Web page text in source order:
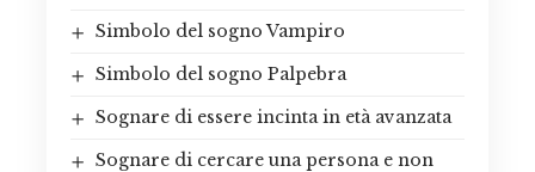
Simbolo del sogno Vampiro
Simbolo del sogno Palpebra
Sognare di essere incinta in età avanzata
Sognare di cercare una persona e non